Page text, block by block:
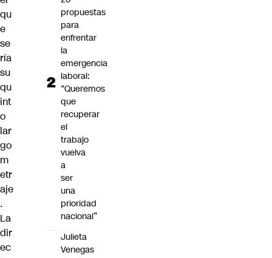
qu
e
se
ría
su
qu
int
o
lar
go
m
etr
aje
.
La
dir
ec
propuestas
para
enfrentar
la
emergencia
laboral:
“Queremos
que
recuperar
el
trabajo
vuelva
a
ser
una
prioridad
nacional”
Julieta
Venegas